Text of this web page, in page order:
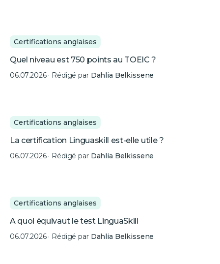
Certifications anglaises
Quel niveau est 750 points au TOEIC ?
06.07.2026· Rédigé par Dahlia Belkissene
Certifications anglaises
La certification Linguaskill est-elle utile ?
06.07.2026· Rédigé par Dahlia Belkissene
Certifications anglaises
A quoi équivaut le test LinguaSkill
06.07.2026· Rédigé par Dahlia Belkissene